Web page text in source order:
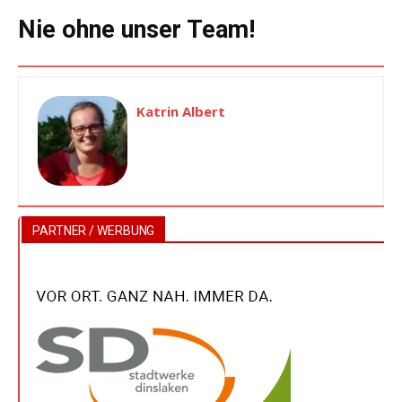
Nie ohne unser Team!
Katrin Albert
PARTNER / WERBUNG